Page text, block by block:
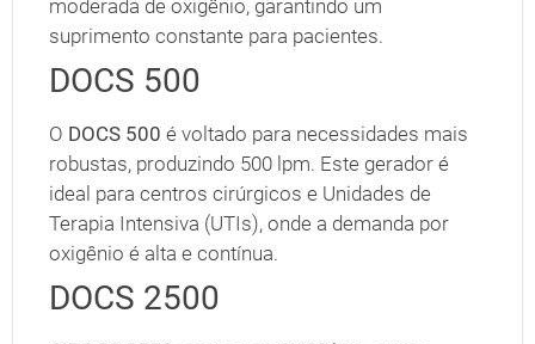
moderada de oxigênio, garantindo um
suprimento constante para pacientes.
DOCS 500
O DOCS 500 é voltado para necessidades mais
robustas, produzindo 500 lpm. Este gerador é
ideal para centros cirúrgicos e Unidades de
Terapia Intensiva (UTIs), onde a demanda por
oxigênio é alta e contínua.
DOCS 2500